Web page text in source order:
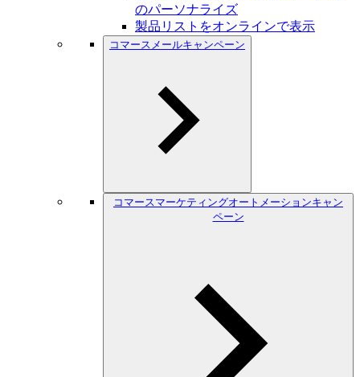
のパーソナライズ
製品リストをオンラインで表示
コマースメールキャンペーン
コマースマーケティングオートメーションキャン
ペーン